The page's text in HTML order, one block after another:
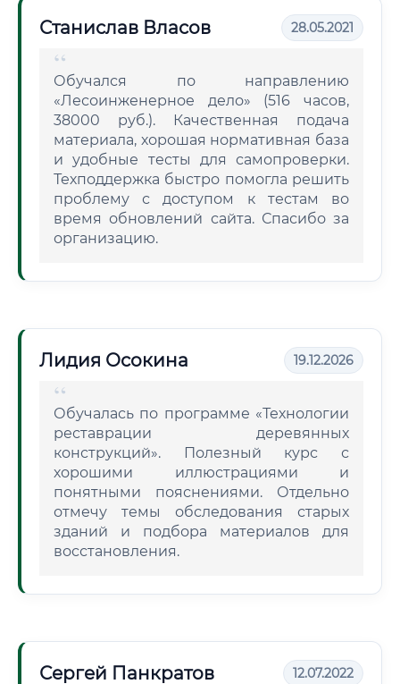
Станислав Власов 28.05.2021
Обучался по направлению
«Лесоинженерное дело» (516 часов,
38000 руб.). Качественная подача
материала, хорошая нормативная база
и удобные тесты для самопроверки.
Техподдержка быстро помогла решить
проблему с доступом к тестам во
время обновлений сайта. Спасибо за
организацию.
Лидия Осокина 19.12.2026
Обучалась по программе «Технологии
реставрации деревянных
конструкций». Полезный курс с
хорошими иллюстрациями и
понятными пояснениями. Отдельно
отмечу темы обследования старых
зданий и подбора материалов для
восстановления.
Сергей Панкратов 12.07.2022